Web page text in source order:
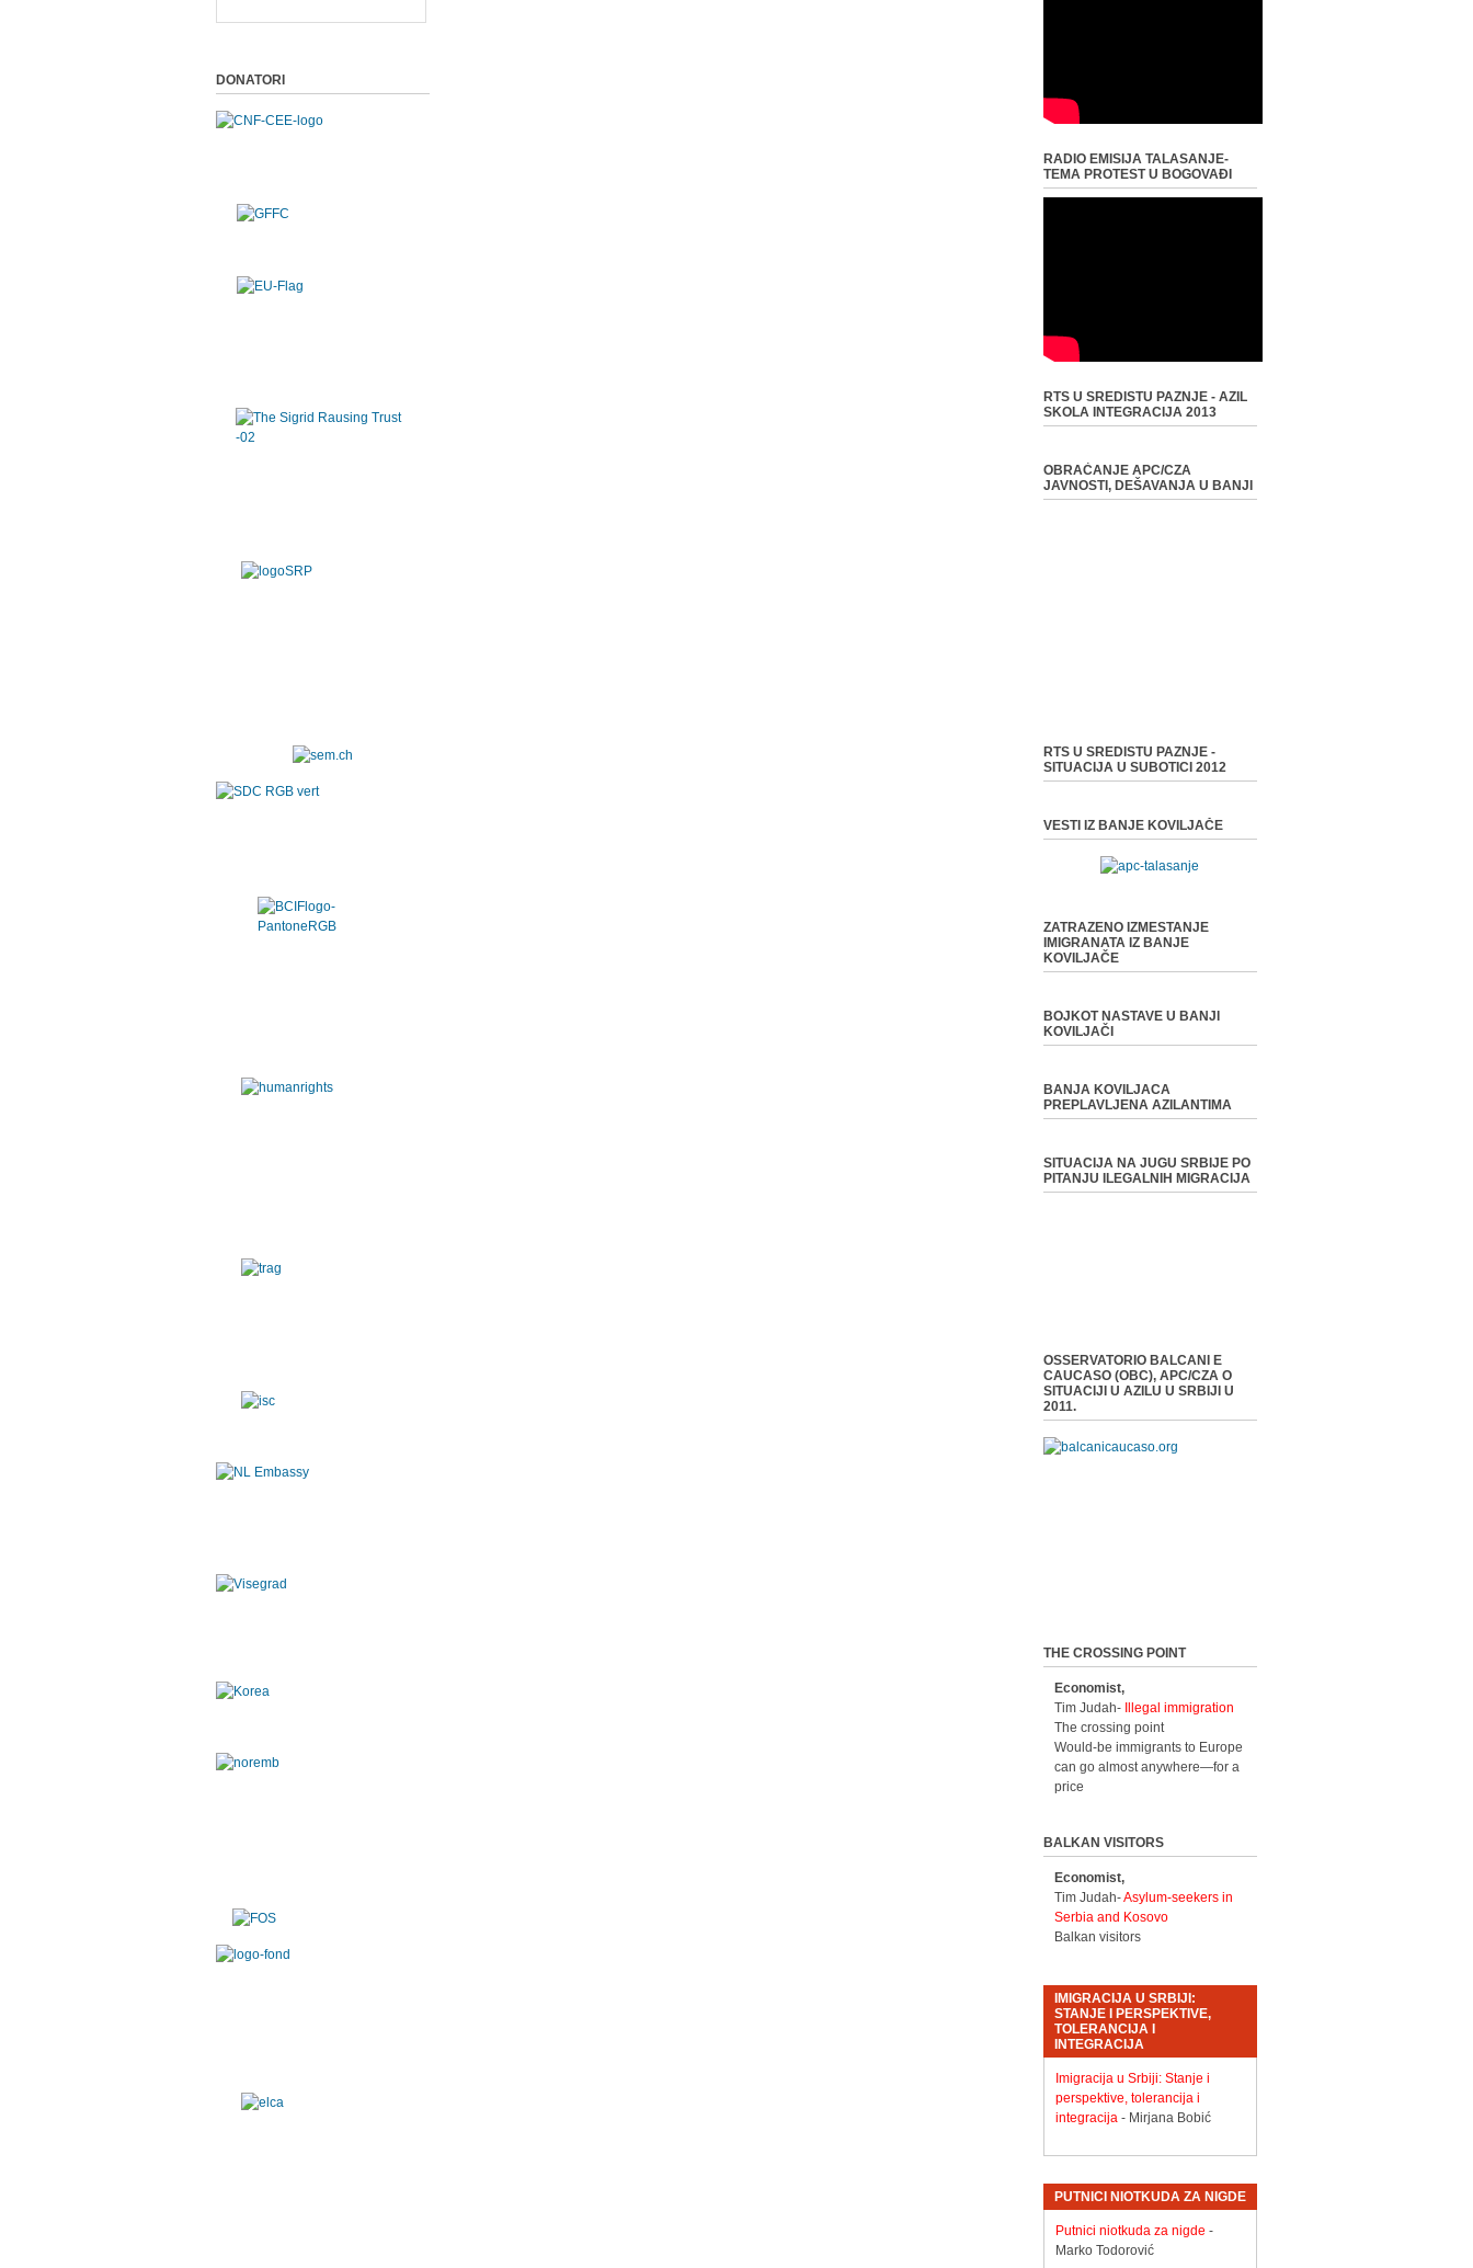
DONATORI
RADIO EMISIJA TALASANJE-
TEMA PROTEST U BOGOVAĐI
RTS U SREDISTU PAZNJE - AZIL
SKOLA INTEGRACIJA 2013
OBRAĆANJE APC/CZA
JAVNOSTI, DEŠAVANJA U BANJI
RTS U SREDISTU PAZNJE -
SITUACIJA U SUBOTICI 2012
VESTI IZ BANJE KOVILJAČE
ZATRAZENO IZMESTANJE
IMIGRANATA IZ BANJE
KOVILJAČE
BOJKOT NASTAVE U BANJI
KOVILJAČI
BANJA KOVILJACA
PREPLAVLJENA AZILANTIMA
SITUACIJA NA JUGU SRBIJE PO
PITANJU ILEGALNIH MIGRACIJA
OSSERVATORIO BALCANI E
CAUCASO (OBC), APC/CZA O
SITUACIJI U AZILU U SRBIJI U
2011.
THE CROSSING POINT
Economist,
Tim Judah-
Illegal immigration
The crossing point
Would-be immigrants to Europe
can go almost anywhere—for a
price
BALKAN VISITORS
Economist,
Tim Judah-Asylum-seekers in
Serbia and Kosovo
Balkan visitors
IMIGRACIJA U SRBIJI:
STANJE I PERSPEKTIVE,
TOLERANCIJA I
INTEGRACIJA
Imigracija u Srbiji: Stanje i
perspektive, tolerancija i
integracija- Mirjana Bobić
PUTNICI NIOTKUDA ZA NIGDE
Putnici niotkuda za nigde -
Marko Todorović